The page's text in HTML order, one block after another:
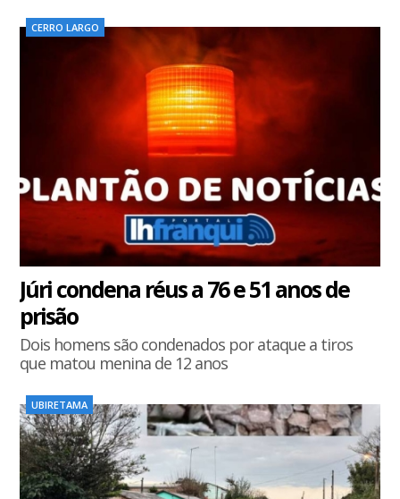
CERRO LARGO
Júri condena réus a 76 e 51 anos de
prisão
Dois homens são condenados por ataque a tiros
que matou menina de 12 anos
UBIRETAMA